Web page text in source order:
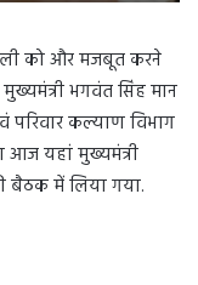
को और मजबूत करने
भगवंत सिंह मान
परिवार कल्याण विभाग
आज यहां मुख्यमंत्री
बैठक में लिया गया.